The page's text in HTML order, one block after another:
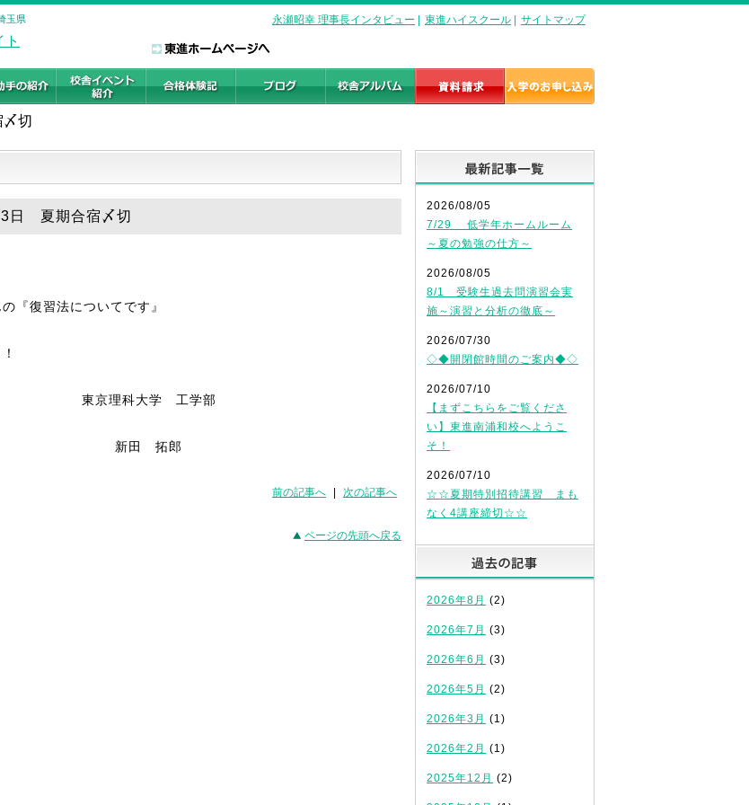
玉県 永瀬昭幸 理事長インタビュー 東進ハイスクール サイトマップ
〆切
日 夏期合宿〆切
『復習法についてです』
東京理科大学 工学部
新田 拓郎
前の記事へ 次の記事へ
ページの先頭へ戻る
2026/08/05
7/29 低学年ホームルーム
～夏の勉強の仕方～
2026/08/05
8/1 受験生過去問演習会実
施～演習と分析の徹底～
2026/07/30
◇◆開閉館時間のご案内◆◇
2026/07/10
【まずこちらをご覧くださ
い】東進南浦和校へようこ
そ！
2026/07/10
☆☆夏期特別招待講習 まも
なく4講座締切☆☆
2026年8月 (2)
2026年7月 (3)
2026年6月 (3)
2026年5月 (2)
2026年3月 (1)
2026年2月 (1)
2025年12月 (2)